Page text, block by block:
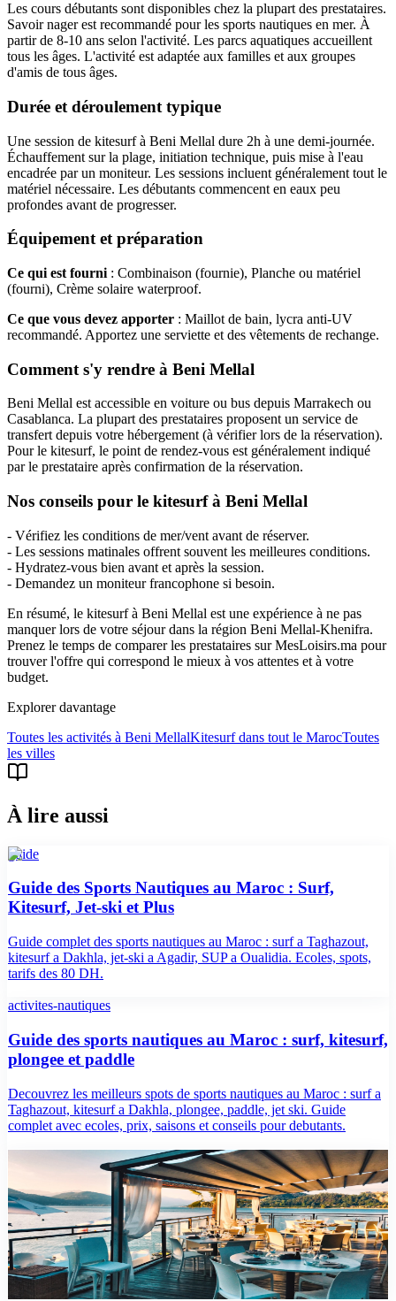
Les cours débutants sont disponibles chez la plupart des prestataires.
Savoir nager est recommandé pour les sports nautiques en mer. À
partir de 8-10 ans selon l'activité. Les parcs aquatiques accueillent
tous les âges. L'activité est adaptée aux familles et aux groupes
d'amis de tous âges.
Durée et déroulement typique
Une session de kitesurf à Beni Mellal dure 2h à une demi-journée.
Échauffement sur la plage, initiation technique, puis mise à l'eau
encadrée par un moniteur. Les sessions incluent généralement tout le
matériel nécessaire. Les débutants commencent en eaux peu
profondes avant de progresser.
Équipement et préparation
Ce qui est fourni : Combinaison (fournie), Planche ou matériel
(fourni), Crème solaire waterproof.
Ce que vous devez apporter : Maillot de bain, lycra anti-UV
recommandé. Apportez une serviette et des vêtements de rechange.
Comment s'y rendre à Beni Mellal
Beni Mellal est accessible en voiture ou bus depuis Marrakech ou
Casablanca. La plupart des prestataires proposent un service de
transfert depuis votre hébergement (à vérifier lors de la réservation).
Pour le kitesurf, le point de rendez-vous est généralement indiqué
par le prestataire après confirmation de la réservation.
Nos conseils pour le kitesurf à Beni Mellal
- Vérifiez les conditions de mer/vent avant de réserver.
- Les sessions matinales offrent souvent les meilleures conditions.
- Hydratez-vous bien avant et après la session.
- Demandez un moniteur francophone si besoin.
En résumé, le kitesurf à Beni Mellal est une expérience à ne pas
manquer lors de votre séjour dans la région Beni Mellal-Khenifra.
Prenez le temps de comparer les prestataires sur MesLoisirs.ma pour
trouver l'offre qui correspond le mieux à vos attentes et à votre
budget.
Explorer davantage
Toutes les activités à Beni MellalKitesurfdans tout le MarocToutes
les villes
À lire aussi
guide
Guide des Sports Nautiques au Maroc : Surf,
Kitesurf, Jet-ski et Plus
Guide complet des sports nautiques au Maroc : surf a Taghazout,
kitesurf a Dakhla, jet-ski a Agadir, SUP a Oualidia. Ecoles, spots,
tarifs des 80 DH.
activites-nautiques
Guide des sports nautiques au Maroc : surf, kitesurf,
plongee et paddle
Decouvrez les meilleurs spots de sports nautiques au Maroc : surf a
Taghazout, kitesurf a Dakhla, plongee, paddle, jet ski. Guide
complet avec ecoles, prix, saisons et conseils pour debutants.
Guide du Kitesurf au Maroc : Dakhla, Essaouira et
les Meilleurs Spots
Guide du kitesurf au Maroc : meilleurs spots (Dakhla, Essaouira,
Sidi Kaouki), ecoles, prix en DH, conditions de vent, niveaux et
hebergement.